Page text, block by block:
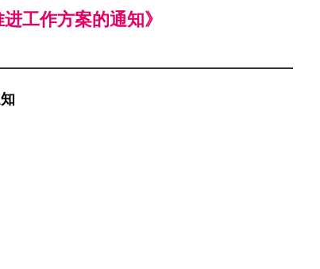
工作方案的通知》